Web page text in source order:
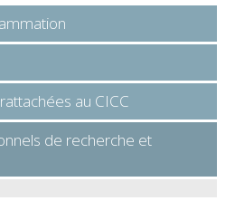
au CICC
de recherche et